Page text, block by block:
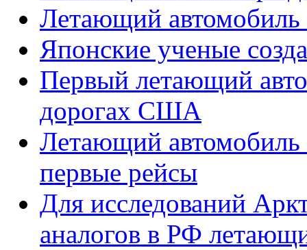
Летающий
Японские ученые
Первый летающий
дорогах США
Летающий автомобиль
первые рейсы
Для исследований
аналогов в РФ